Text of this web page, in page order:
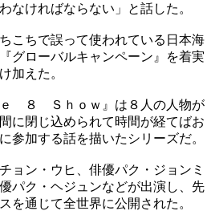
なければならない」と話した。
こちで誤って使われている日本海
グローバルキャンペーン』を着実
加えた。
ｅ ８ Ｓｈｏｗ』は８人の人物が
に閉じ込められて時間が経てばお
参加する話を描いたシリーズだ。
ョン・ウヒ、俳優パク・ジョンミ
パク・ヘジュンなどが出演し、先
を通じて全世界に公開された。